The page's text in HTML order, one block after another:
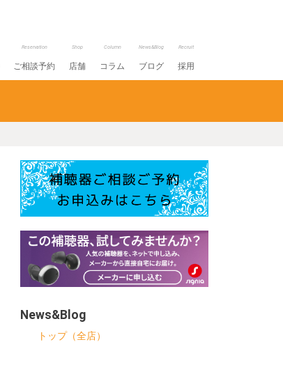
Reservation
ご相談予約
Shop
店舗
Column
コラム
News&Blog
ブログ
Recruit
採用
News&Blog
トップ（全店）